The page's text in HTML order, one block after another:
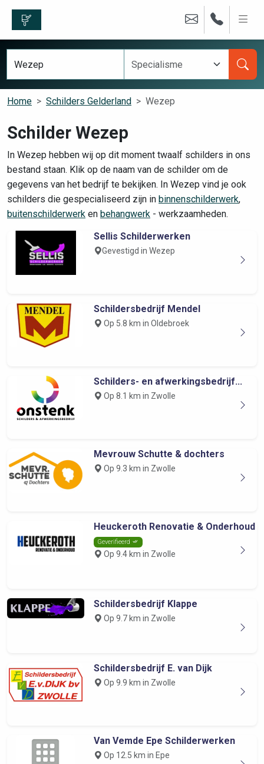
Home Schilders Gelderland Wezep
Schilder Wezep
In Wezep hebben wij op dit moment twaalf schilders in ons
bestand staan. Klik op de naam van de schilder om de
gegevens van het bedrijf te bekijken. In Wezep vind je ook
schilders die gespecialiseerd zijn in binnenschilderwerk,
buitenschilderwerk en behangwerk - werkzaamheden.
Sellis Schilderwerken
Gevestigd in Wezep
Schildersbedrijf Mendel
Op 5.8 km in Oldebroek
Schilders- en afwerkingsbedrijf...
Op 8.1 km in Zwolle
Mevrouw Schutte & dochters
Op 9.3 km in Zwolle
Heuckeroth Renovatie & Onderhoud
Geverifieerd
Op 9.4 km in Zwolle
Schildersbedrijf Klappe
Op 9.7 km in Zwolle
Schildersbedrijf E. van Dijk
Op 9.9 km in Zwolle
Van Vemde Epe Schilderwerken
Op 12.5 km in Epe